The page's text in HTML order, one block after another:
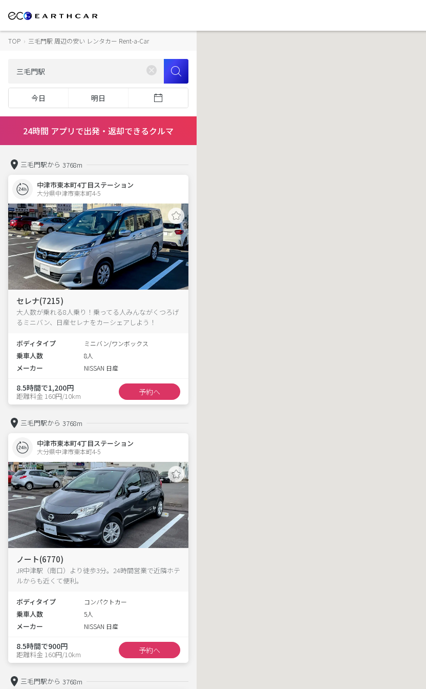
TOP › 三毛門駅 周辺の安い レンタカー Rent-a-Car
今日 明日
24時間 アプリで出発・返却できるクルマ
三毛門駅から 3768m
中津市東本町4丁目ステーション
大分県中津市東本町4-5
セレナ(7215)
大人数が乗れる8人乗り！乗ってる人みんながくつろげ
るミニバン、日産セレナをカーシェアしよう！
ボディタイプ ミニバン/ワンボックス
乗車人数 8人
メーカー NISSAN 日産
8.5時間で1,200円
距離料金 160円/10km 予約へ
三毛門駅から 3768m
中津市東本町4丁目ステーション
大分県中津市東本町4-5
ノート(6770)
JR中津駅（南口）より徒歩3分。24時間営業で近隣ホテ
ルからも近くて便利。
ボディタイプ コンパクトカー
乗車人数 5人
メーカー NISSAN 日産
8.5時間で900円
距離料金 160円/10km 予約へ
三毛門駅から 3768m